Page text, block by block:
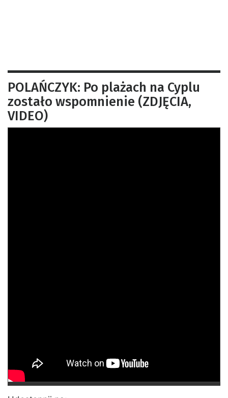
POLAŃCZYK: Po plażach na Cyplu
zostało wspomnienie (ZDJĘCIA,
VIDEO)